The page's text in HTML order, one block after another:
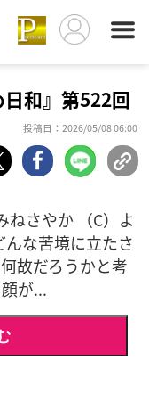
日和』第522回
投稿日：2026/05/08 06:00
ねさやか （C）よ
な苦境に立たさ
故だろうかと考
が...